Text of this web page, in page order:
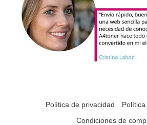
Política de privacidad
Condiciones de